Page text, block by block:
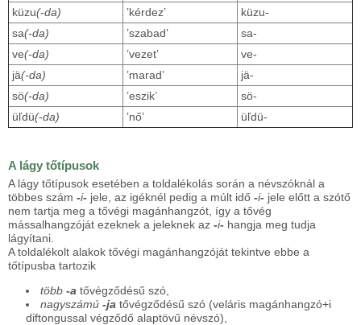
küzu(-da) ’kérdez’
küzu-
sa(-da) ’szabad’
sa-
ve(-da) ’vezet’
ve-
jä(-da) ’marad’
jä-
sö(-da) ’eszik’
sö-
üľdü(-da) ’nő’ üľdü-
A lágy tőtípusok
A lágy tőtípusok esetében a toldalékolás során a névszóknál a
többes szám -i- jele, az igéknél pedig a múlt idő -i- jele előtt a szótő
nem tartja meg a tővégi magánhangzót, így a tővég
mássalhangzóját ezeknek a jeleknek az -i- hangja meg tudja
lágyítani.
A toldalékolt alakok tővégi magánhangzóját tekintve ebbe a
tőtípusba tartozik
több -a tővégződésű szó,
nagyszámú -ja tővégződésű szó (veláris magánhangzó+i
diftongussal végződő alaptövű névszó),